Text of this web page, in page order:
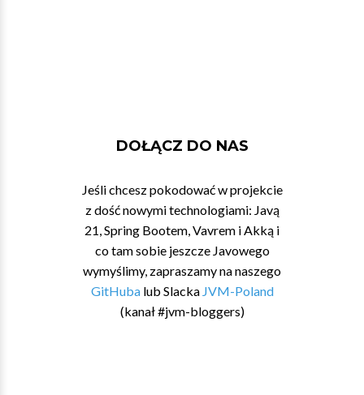
DOŁĄCZ DO NAS
Jeśli chcesz pokodować w projekcie
z dość nowymi technologiami: Javą
21, Spring Bootem, Vavrem i Akką i
co tam sobie jeszcze Javowego
wymyślimy, zapraszamy na naszego
GitHubalub Slacka JVM-Poland
(kanał #jvm-bloggers)